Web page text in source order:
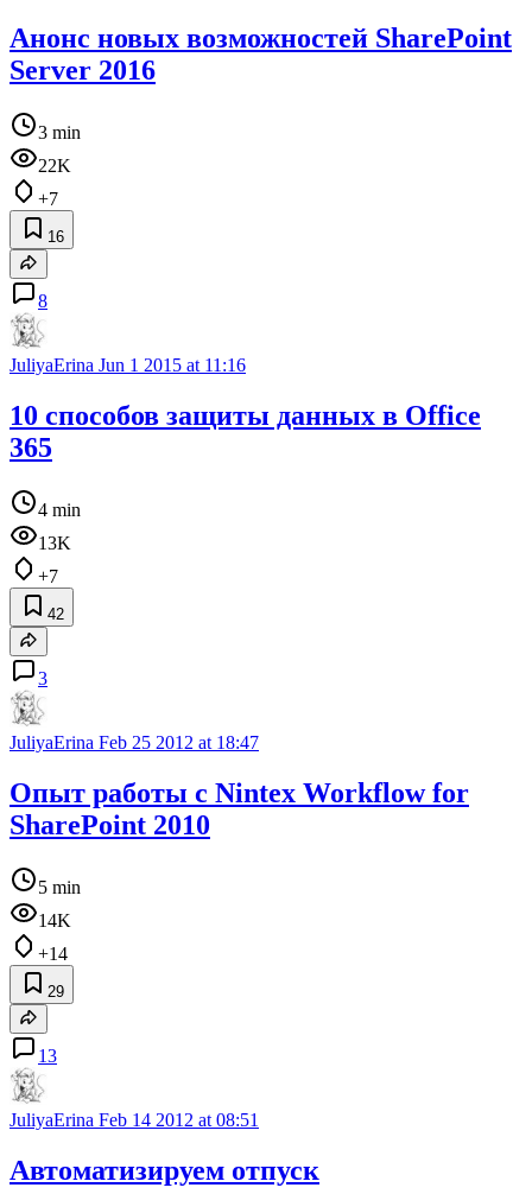
Анонс новых возможностей SharePoint
Server 2016
3 min
22K
+7
16
8
JuliyaErina Jun 1 2015 at 11:16
10 способов защиты данных в Office
365
4 min
13K
+7
42
3
JuliyaErina Feb 25 2012 at 18:47
Опыт работы с Nintex Workflow for
SharePoint 2010
5 min
14K
+14
29
13
JuliyaErina Feb 14 2012 at 08:51
Автоматизируем отпуск